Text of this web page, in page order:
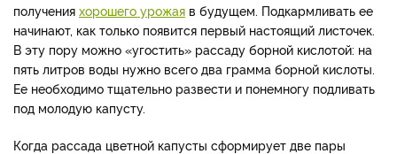
получения хорошего урожая в будущем. Подкармливать ее
начинают, как только появится первый настоящий листочек.
В эту пору можно «угостить» рассаду борной кислотой: на
пять литров воды нужно всего два грамма борной кислоты.
Ее необходимо тщательно развести и понемногу подливать
под молодую капусту.
Когда рассада цветной капусты сформирует две пары